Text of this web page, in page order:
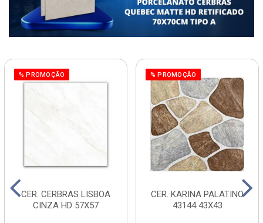
% PROMOÇÃO
CER. CERBRAS LISBOA
CINZA HD 57X57
% PROMOÇÃO
CER. KARINA PALATINO
43144 43X43